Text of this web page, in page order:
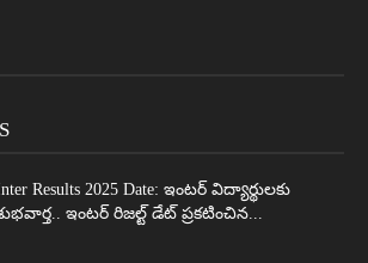
Results 2025 Date: ఇంటర్ విద్యార్థులకు
ఇంటర్ రిజల్ట్ డేట్ ప్రకటించిన...